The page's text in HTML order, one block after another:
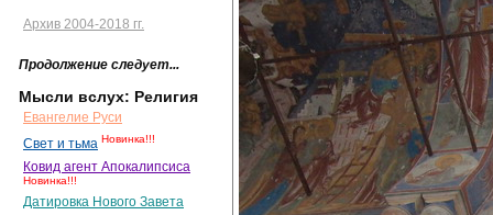
Архив 2004-2018 гг.
Продолжение следует...
Мысли вслух: Религия
Евангелие Руси
Свет и тьма Новинка!!!
Ковид агент Апокалипсиса
Новинка!!!
Датировка Нового Завета